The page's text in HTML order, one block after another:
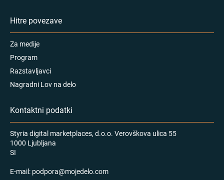
Hitre povezave
Za medije
Program
Razstavljavci
Nagradni Lov na delo
Kontaktni podatki
Styria digital marketplaces, d.o.o. Verovškova ulica 55
1000 Ljubljana
SI
E-mail: podpora@mojedelo.com